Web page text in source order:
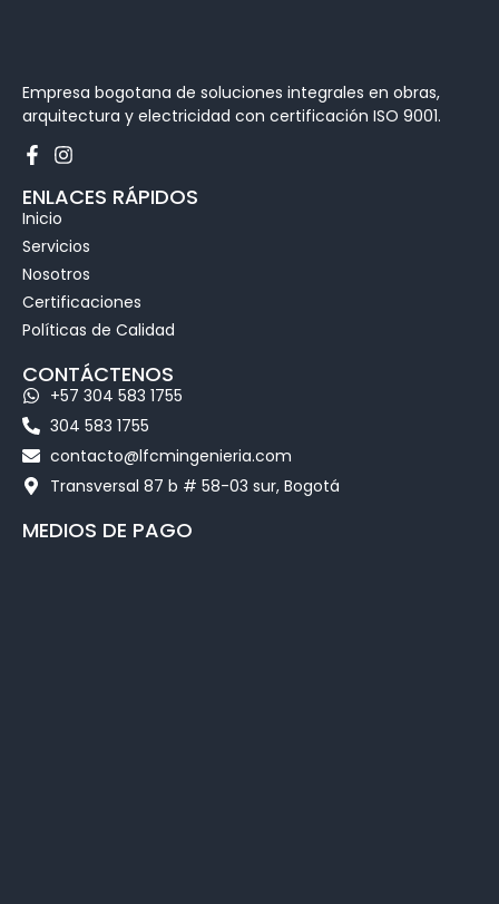
Empresa bogotana de soluciones integrales en obras,
arquitectura y electricidad con certificación ISO 9001.
ENLACES RÁPIDOS
Inicio
Servicios
Nosotros
Certificaciones
Políticas de Calidad
CONTÁCTENOS
+57 304 583 1755
304 583 1755
contacto@lfcmingenieria.com
Transversal 87 b # 58-03 sur, Bogotá
MEDIOS DE PAGO